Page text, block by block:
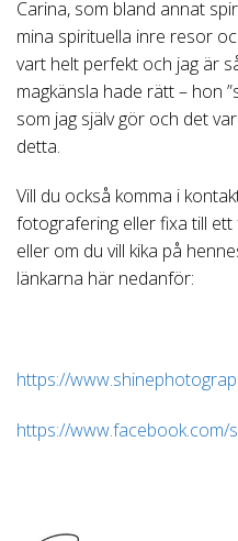
Carina, som bland annat
mina spirituella inre resor
vart helt perfekt och jag är
magkänsla hade rätt – hon
som jag själv gör och det
detta.
Vill du också komma i
fotografering eller fixa till
eller om du vill kika på
länkarna här nedanför:
https://
https://www.facebook.com/